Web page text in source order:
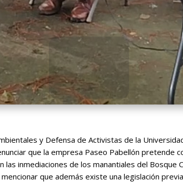
y Defensa de Activistas de la
que la empresa Paseo Pabellón pretende
inmediaciones de los manantiales del Bosque
que además existe una legislación